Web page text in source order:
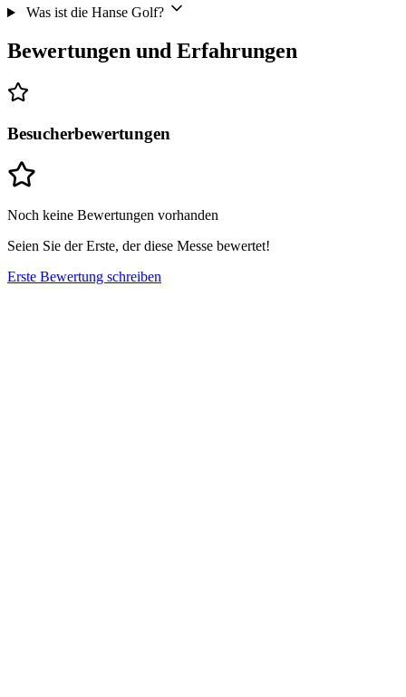
Was ist die Hanse Golf?
Bewertungen und Erfahrungen
Besucherbewertungen
Noch keine Bewertungen vorhanden
Seien Sie der Erste, der diese Messe bewertet!
Erste Bewertung schreiben